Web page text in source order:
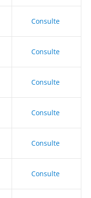
Consulte
Consulte
Consulte
Consulte
Consulte
Consulte